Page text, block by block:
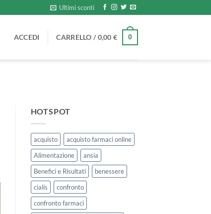
Ultimi sconti
ACCEDI CARRELLO /0,00€ 0
HOTSPOT
acquisto
acquisto farmaci online
Alimentazione
ansia
Benefici e Risultati
benessere
cialis
confronto
confronto farmaci